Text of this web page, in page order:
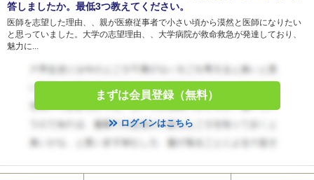
答しましたか。最低3つ教えてください。
医師を志望した理由、、親が医療従事者で小さい頃から漠然と医師になりたい
と思っていました。大学の志望理由、、大学病院が救命救急が発達しており、
魅力に...
まずは会員登録（無料）
ログインはこちら